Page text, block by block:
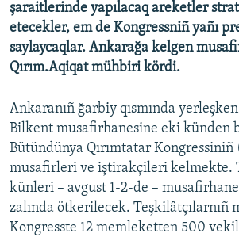
şaraitlerinde yapılacaq areketler
etecekler, em de Kongressniñ yañı
saylaycaqlar. Ankarağa kelgen
Qırım.Aqiqat mühbiri kördi.
Ankaranıñ ğarbiy qısmında yerleşken
Bilkent musafirhanesine eki künden
Bütündünya Qırımtatar Kongressiniñ
musafirleri ve iştirakçileri kelmekte.
künleri – avgust 1-2-de –
zalında ötkerilecek. Teşkilâtçılarnıñ
Kongresste 12 memleketten 500